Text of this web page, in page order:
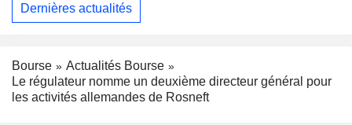
Dernières actualités
Bourse
Actualités Bourse
Le régulateur nomme un deuxième directeur général pour
les activités allemandes de Rosneft